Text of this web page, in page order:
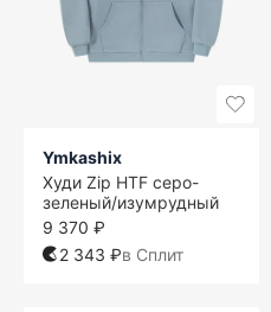
Ymkashix
Худи Zip HTF серо-
зеленый/изумрудный
9 370 ₽
2 343 ₽в Сплит